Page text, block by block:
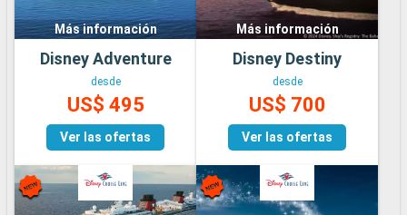
Más información
Disney Adventure
desde
US$ 495
Ver las ofertas
Más información
Disney Destiny
desde
US$ 700
Ver las ofertas